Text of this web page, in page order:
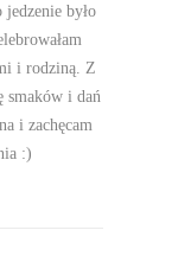
było
i rodziną. Z
smaków i dań
i zachęcam
:)